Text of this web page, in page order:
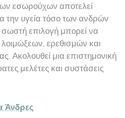
εσωρούχων αποτελεί
την υγεία τόσο των ανδρών
επιλογή μπορεί να
ερεθισμών και
Ακολουθεί μια επιστημονική
μελέτες και συστάσεις
Άνδρες